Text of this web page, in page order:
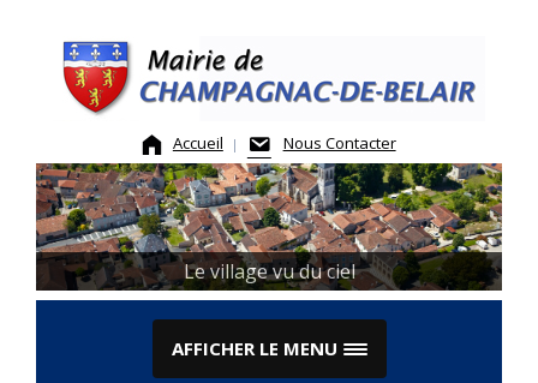
content
Accueil Nous Contacter
Le village vu du ciel
AFFICHER LE MENU